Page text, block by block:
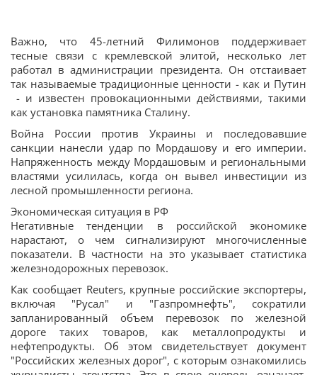
Важно, что 45-летний Филимонов поддерживает
тесные связи с кремлевской элитой, несколько лет
работал в администрации президента. Он отстаивает
так называемые традиционные ценности - как и Путин
- и известен провокационными действиями, такими
как установка памятника Сталину.
Война России против Украины и последовавшие
санкции нанесли удар по Мордашову и его империи.
Напряженность между Мордашовым и региональными
властями усилилась, когда он вывел инвестиции из
лесной промышленности региона.
Экономическая ситуация в РФ
Негативные тенденции в российской экономике
нарастают, о чем сигнализируют многочисленные
показатели. В частности на это указывает статистика
железнодорожных перевозок.
Как сообщает Reuters, крупные российские экспортеры,
включая "Русал" и "Газпромнефть", сократили
запланированный объем перевозок по железной
дороге таких товаров, как металлопродукты и
нефтепродукты. Об этом свидетельствует документ
"Российских железных дорог", с которым ознакомились